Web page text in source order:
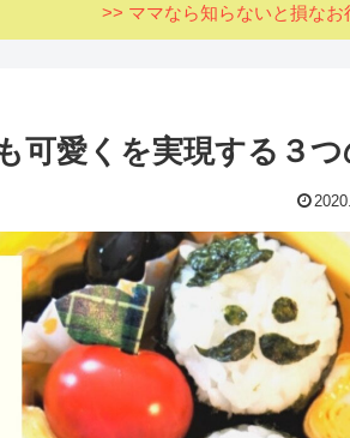
>> ママなら知らないと損なお
可愛くを実現する３つ